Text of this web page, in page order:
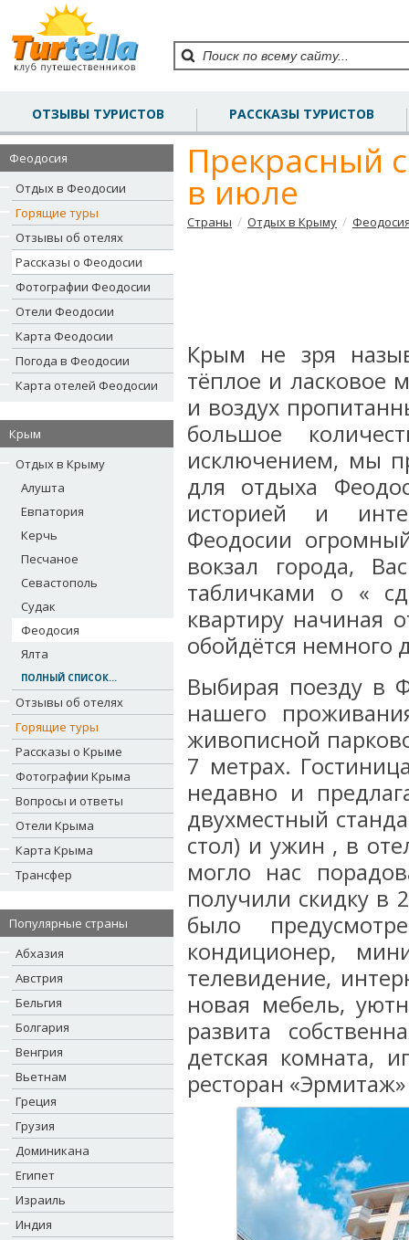
ОТЗЫВЫ ТУРИСТОВ РАССКАЗЫ ТУРИСТОВ
Феодосия
Отдых в Феодосии
Горящие туры
Отзывы об отелях
Рассказы о Феодосии
Фотографии Феодосии
Отели Феодосии
Карта Феодосии
Погода в Феодосии
Карта отелей Феодосии
Крым
Отдых в Крыму
Алушта
Евпатория
Керчь
Песчаное
Севастополь
Судак
Феодосия
Ялта
ПОЛНЫЙ СПИСОК...
Отзывы об отелях
Горящие туры
Рассказы о Крыме
Фотографии Крыма
Вопросы и ответы
Отели Крыма
Карта Крыма
Трансфер
Популярные страны
Абхазия
Австрия
Бельгия
Болгария
Венгрия
Вьетнам
Греция
Грузия
Доминикана
Египет
Израиль
Индия
Прекрасный
в июле
Страны / Отдых в Крыму /
Крым не зря
тёплое и ласковое
и воздух
большое
исключением, мы
для отдыха
историей и
Феодосии
вокзал города,
табличками о «
квартиру начиная
обойдётся немного
Выбирая поезду в
нашего
живописной
7 метрах.
недавно и
двухместный
стол) и ужин , в
могло нас
получили скидку в
было
кондиционер,
телевидение,
новая мебель,
развита
детская комната,
ресторан